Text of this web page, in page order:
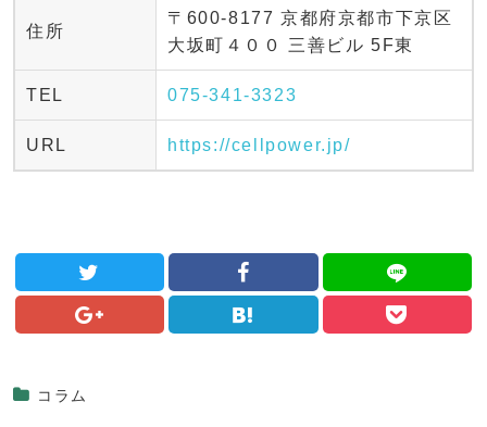
住所
〒600-8177 京都府京都市下京区
大坂町４００ 三善ビル 5F東
TEL 075-341-3323
URL https://cellpower.jp/
コラム